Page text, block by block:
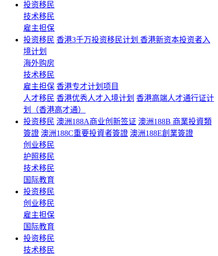
投资移民
技术移民
雇主担保
投资移民 香港3千万投资移民计划 香港新资本投资者入
境计划
海外购房
技术移民
雇主担保 香港专才计划项目
人才移民 香港优秀人才入境计划 香港高端人才通行证计
划（香港高才通）
投资移民 澳洲188A商业创新签证 澳洲188B 商業投資類
簽證 澳洲188C重要投資者簽證 澳洲188E創業簽證
创业移民
护照移民
技术移民
国际教育
投资移民
创业移民
雇主担保
国际教育
投资移民
技术移民